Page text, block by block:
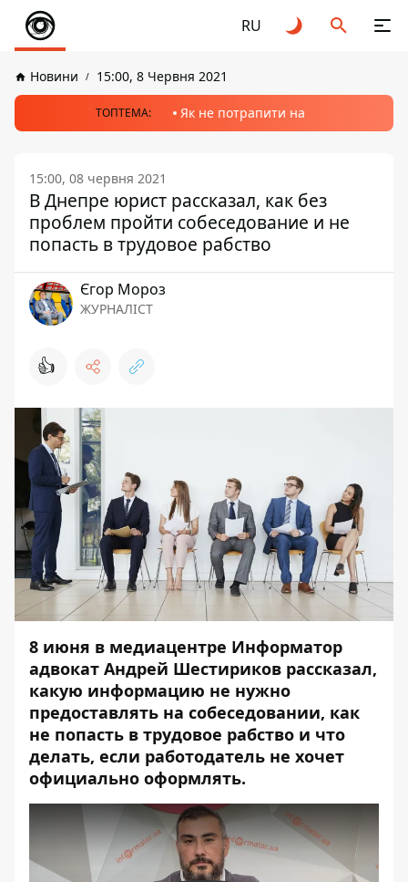
RU
Новини 15:00, 8 Червня 2021
ТОПТЕМА: Як не потрапити на
15:00, 08 червня 2021
В Днепре юрист рассказал, как без
проблем пройти собеседование и не
попасть в трудовое рабство
Єгор Мороз
ЖУРНАЛІСТ
👍
8 июня в медиацентре Информатор
адвокат Андрей Шестириков рассказал,
какую информацию не нужно
предоставлять на собеседовании, как
не попасть в трудовое рабство и что
делать, если работодатель не хочет
официально оформлять.